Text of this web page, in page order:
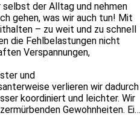
selbst der Alltag und nehmen
gehen, was wir auch tun! Mit
– zu weit und zu schnell
die Fehlbelastungen nicht
Verspannungen,
und
verlieren wir dadurch
koordiniert und leichter. Wir
Gewohnheiten. Ein